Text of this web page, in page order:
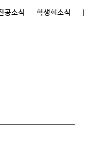
공소식 학생회소식